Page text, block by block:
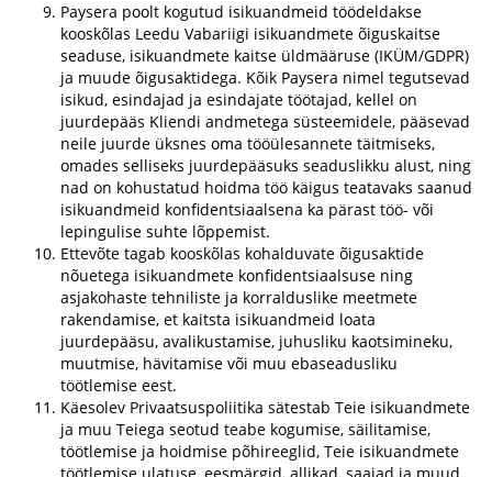
Paysera poolt kogutud isikuandmeid töödeldakse
kooskõlas Leedu Vabariigi isikuandmete õiguskaitse
seaduse, isikuandmete kaitse üldmääruse (IKÜM/GDPR)
ja muude õigusaktidega. Kõik Paysera nimel tegutsevad
isikud, esindajad ja esindajate töötajad, kellel on
juurdepääs Kliendi andmetega süsteemidele, pääsevad
neile juurde üksnes oma tööülesannete täitmiseks,
omades selliseks juurdepääsuks seaduslikku alust, ning
nad on kohustatud hoidma töö käigus teatavaks saanud
isikuandmeid konfidentsiaalsena ka pärast töö- või
lepingulise suhte lõppemist.
Ettevõte tagab kooskõlas kohalduvate õigusaktide
nõuetega isikuandmete konfidentsiaalsuse ning
asjakohaste tehniliste ja korralduslike meetmete
rakendamise, et kaitsta isikuandmeid loata
juurdepääsu, avalikustamise, juhusliku kaotsimineku,
muutmise, hävitamise või muu ebaseadusliku
töötlemise eest.
Käesolev Privaatsuspoliitika sätestab Teie isikuandmete
ja muu Teiega seotud teabe kogumise, säilitamise,
töötlemise ja hoidmise põhireeglid, Teie isikuandmete